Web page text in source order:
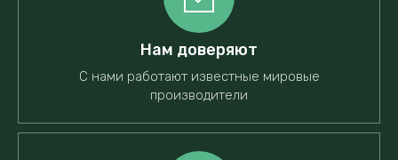
Нам доверяют
С нами работают известные мировые
производители